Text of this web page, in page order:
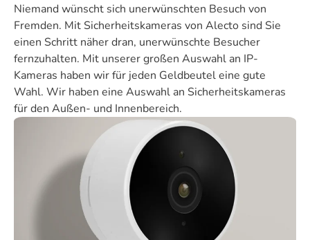
Niemand wünscht sich unerwünschten Besuch von
Fremden. Mit Sicherheitskameras von Alecto sind Sie
einen Schritt näher dran, unerwünschte Besucher
fernzuhalten. Mit unserer großen Auswahl an IP-
Kameras haben wir für jeden Geldbeutel eine gute
Wahl. Wir haben eine Auswahl an Sicherheitskameras
für den Außen- und Innenbereich.